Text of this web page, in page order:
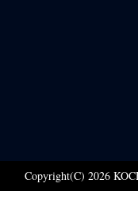
Copyright(C) 2026